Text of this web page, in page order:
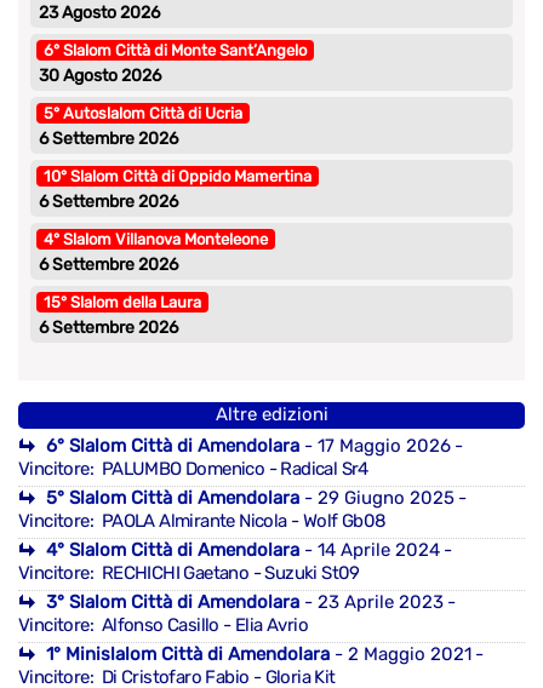
23 Agosto 2026
6° Slalom Città di Monte Sant’Angelo
30 Agosto 2026
5° Autoslalom Città di Ucria
6 Settembre 2026
10° Slalom Città di Oppido Mamertina
6 Settembre 2026
4° Slalom Villanova Monteleone
6 Settembre 2026
15° Slalom della Laura
6 Settembre 2026
Altre edizioni
6° Slalom Città di Amendolara - 17 Maggio 2026 -
Vincitore: PALUMBO Domenico - Radical Sr4
5° Slalom Città di Amendolara - 29 Giugno 2025 -
Vincitore: PAOLA Almirante Nicola - Wolf Gb08
4° Slalom Città di Amendolara - 14 Aprile 2024 -
Vincitore: RECHICHI Gaetano - Suzuki St09
3° Slalom Città di Amendolara - 23 Aprile 2023 -
Vincitore: Alfonso Casillo - Elia Avrio
1° Minislalom Città di Amendolara - 2 Maggio 2021 -
Vincitore: Di Cristofaro Fabio - Gloria Kit